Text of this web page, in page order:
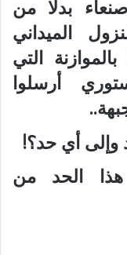
بدلا من
الميداني
التي
أرسلوا
وإلى أي حد؟!
هذا الحد من